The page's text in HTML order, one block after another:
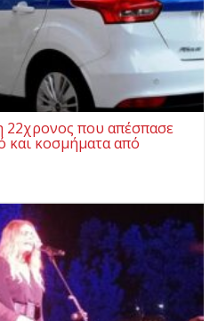
που απέσπασε
και κοσμήματα από